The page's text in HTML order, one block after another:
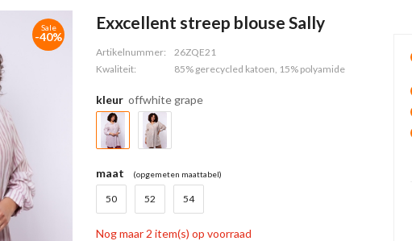
Sale
-40%
Exxcellent streep blouse Sally
Artikelnummer:
26ZQE21
Kwaliteit:
85% gerecycled katoen, 15% polyamide
kleur offwhite grape
maat (opgemeten maattabel)
50 52 54
Nog maar 2 item(s) op voorraad